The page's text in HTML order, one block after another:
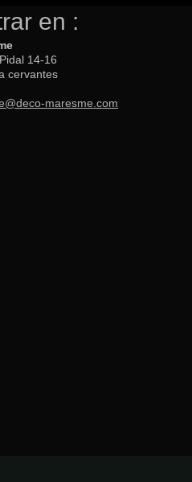
en :
14-16
cervantes
maresme.com